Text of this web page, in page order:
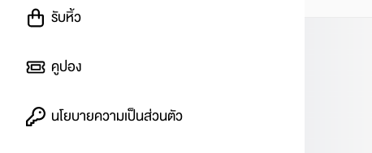
รับหิ้ว
คูปอง
นโยบายความเป็นส่วนตัว